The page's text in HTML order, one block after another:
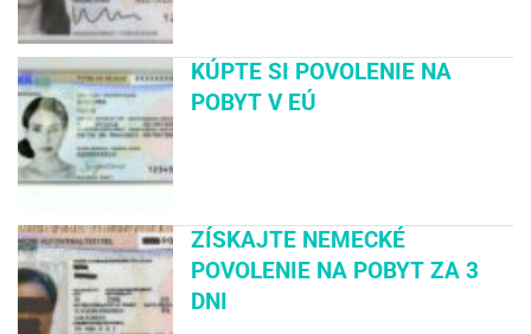
KÚPTE SI POVOLENIE NA
POBYT V EÚ
ZÍSKAJTE NEMECKÉ
POVOLENIE NA POBYT ZA 3
DNI